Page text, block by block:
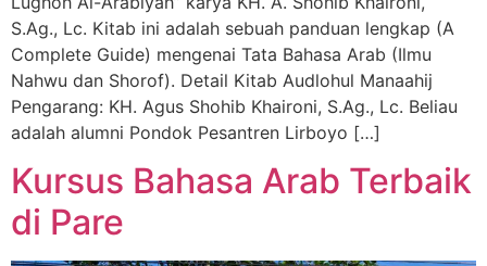
S.Ag., Lc. Kitab ini adalah sebuah panduan lengkap (A
Complete Guide) mengenai Tata Bahasa Arab (Ilmu
Nahwu dan Shorof). Detail Kitab Audlohul Manaahij
Pengarang: KH. Agus Shohib Khaironi, S.Ag., Lc. Beliau
adalah alumni Pondok Pesantren Lirboyo […]
Kursus Bahasa Arab Terbaik
di Pare